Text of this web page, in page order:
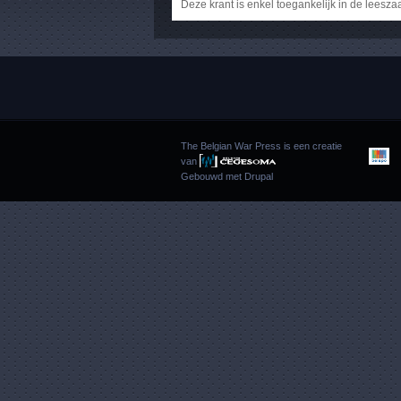
Deze krant is enkel toegankelijk in de
The Belgian War Press is een creatie
van
Gebouwd met Drupal